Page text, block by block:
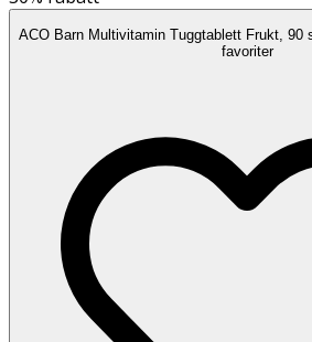
ACO Barn Multivitamin Tuggtablett Frukt, 90
favoriter